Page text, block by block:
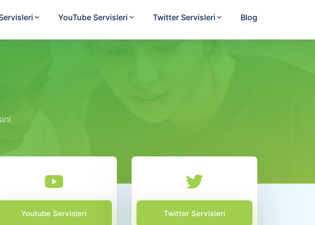
YouTube Servisleri Twitter Servisleri Blog
Youtube Servisleri Twitter Servisleri